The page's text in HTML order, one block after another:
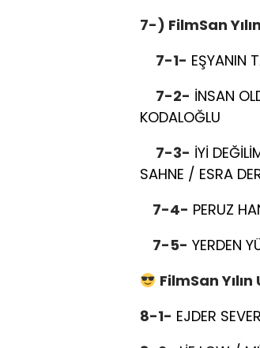
7-) FilmSan
7-1- EŞYANIN
7-2- İNSAN
KODALOĞLU
7-3- İYİ
SAHNE / ESRA
7-4- PERUZ
7-5- YERDEN
FilmSan
8-1- EJDER